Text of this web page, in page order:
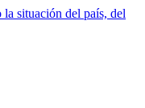
situación del país, del